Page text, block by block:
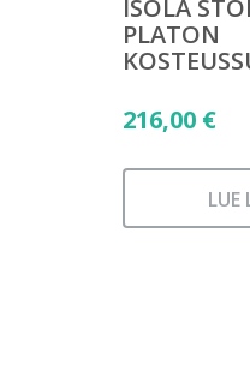
ISOLA
PLATON
216,00 €
LUE